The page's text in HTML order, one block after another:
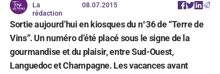
La
rédaction
08.07.2015
Sortie aujourd’hui en kiosques du n°36 de “Terre de
Vins”. Un numéro d’été placé sous le signe de la
gourmandise et du plaisir, entre Sud-Ouest,
Languedoc et Champagne. Les vacances avant